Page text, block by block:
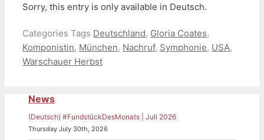
Sorry, this entry is only available in Deutsch.
Categories Tags Deutschland, Gloria Coates,
Komponistin, München, Nachruf, Symphonie, USA,
Warschauer Herbst
News
(Deutsch) #FundstückDesMonats | Juli 2026
Thursday July 30th, 2026